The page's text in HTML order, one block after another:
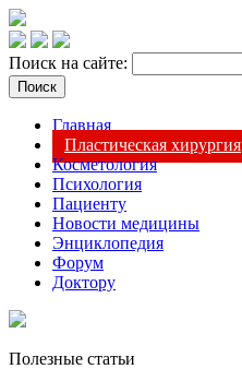
Поиск на сайте:
Главная
Пластическая хирургия
Косметология
Психология
Пациенту
Новости медицины
Энциклопедия
Форум
Доктору
Полезные статьи